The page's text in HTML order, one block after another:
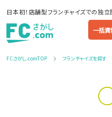
日本初！店舗型フランチャイズでの独
一括
FCさがし.comTOP フランチャイズを探す